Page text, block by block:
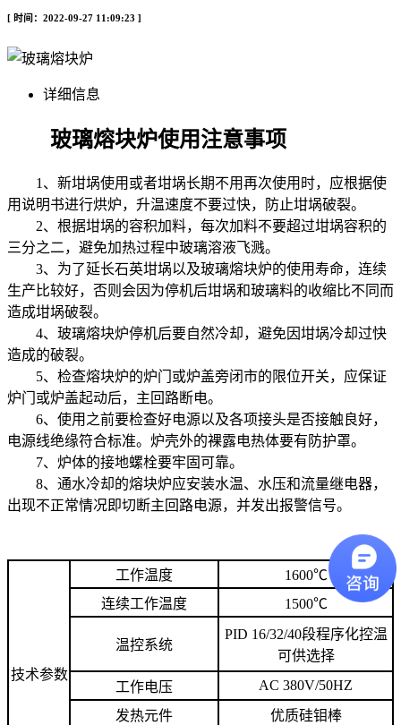
[ 时间：2022-09-27 11:09:23 ]
详细信息
玻璃熔块炉使用注意事项
1、新坩埚使用或者坩埚长期不用再次使用时，应根据使
用说明书进行烘炉，升温速度不要过快，防止坩埚破裂。
2、根据坩埚的容积加料，每次加料不要超过坩埚容积的
三分之二，避免加热过程中玻璃溶液飞溅。
3、为了延长石英坩埚以及玻璃熔块炉的使用寿命，连续
生产比较好，否则会因为停机后坩埚和玻璃料的收缩比不同而
造成坩埚破裂。
4、玻璃熔块炉停机后要自然冷却，避免因坩埚冷却过快
造成的破裂。
5、检查熔块炉的炉门或炉盖旁闭市的限位开关，应保证
炉门或炉盖起动后，主回路断电。
6、使用之前要检查好电源以及各项接头是否接触良好，
电源线绝缘符合标准。炉壳外的裸露电热体要有防护罩。
7、炉体的接地螺栓要牢固可靠。
8、通水冷却的熔块炉应安装水温、水压和流量继电器，
出现不正常情况即切断主回路电源，并发出报警信号。
技术参数
工作温度
1600℃
连续工作温度
1500℃
温控系统
PID 16/32/40段程序化控温
可供选择
工作电压
AC 380V/50HZ
发热元件
优质硅钼棒